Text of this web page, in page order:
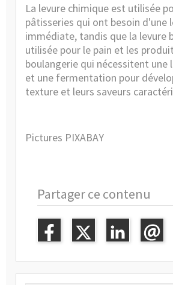
La levure chimique est utilisée
pâtisseries qui ont besoin d'une
immédiate, tandis que la levure
utilisée pour le pain et les
boulangerie qui nécessitent une
et une fermentation pour
texture et leurs saveurs
Pictures PIXABAY
Partager ce contenu